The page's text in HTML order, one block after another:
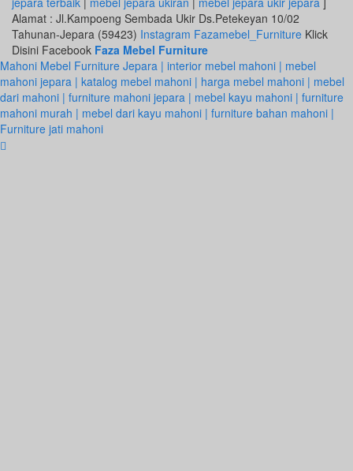
Alamat : Jl.Kampoeng Sembada Ukir Ds.Petekeyan 10/02
Tahunan-Jepara (59423) Instagram Fazamebel_Furniture Klick
Disini Facebook Faza Mebel Furniture
Mahoni Mebel Furniture Jepara | interior mebel mahoni | mebel
mahoni jepara | katalog mebel mahoni | harga mebel mahoni | mebel
dari mahoni | furniture mahoni jepara | mebel kayu mahoni | furniture
mahoni murah | mebel dari kayu mahoni | furniture bahan mahoni |
Furniture jati mahoni